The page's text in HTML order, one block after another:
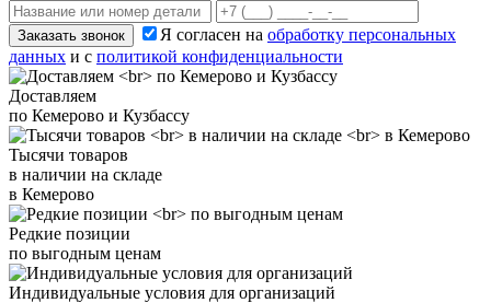
Заказать звонок Я согласен на обработку персональных
данных и с политикой конфиденциальности
Доставляем
по Кемерово и Кузбассу
Тысячи товаров
в наличии на складе
в Кемерово
Редкие позиции
по выгодным ценам
Индивидуальные условия для организаций